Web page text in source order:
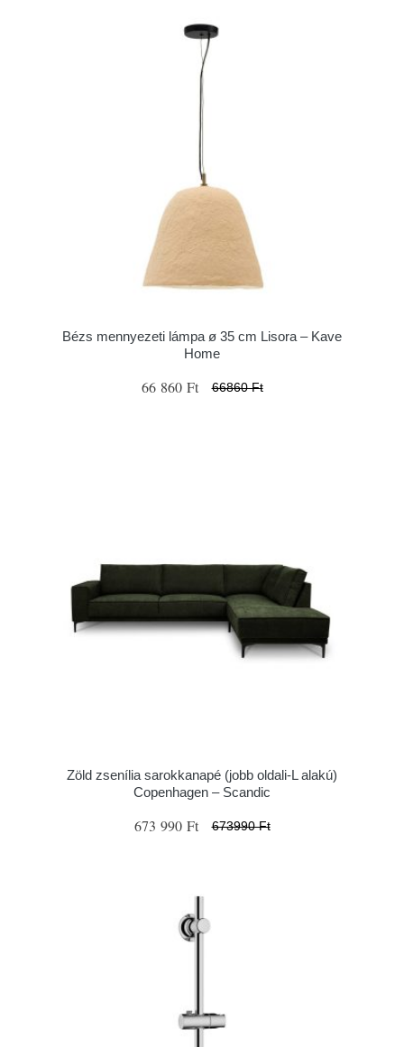
Bézs mennyezeti lámpa ø 35 cm Lisora – Kave
Home
66 860 Ft 66860 Ft
Zöld zsenília sarokkanapé (jobb oldali-L alakú)
Copenhagen – Scandic
673 990 Ft 673990 Ft